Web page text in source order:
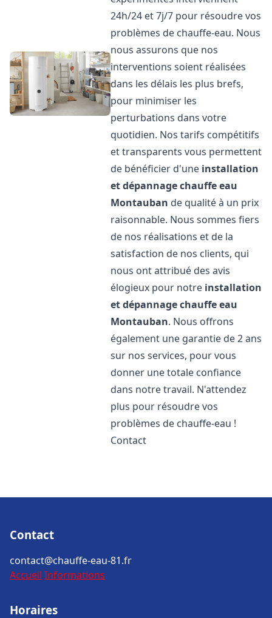
24h/24 et 7j/7 pour résoudre vos
problèmes de chauffe-eau. Nous
nous assurons que nos
interventions soient réalisées
dans les délais les plus brefs,
pour minimiser les
perturbations dans votre
quotidien. Nos tarifs compétitifs
et transparents vous permettent
de bénéficier d'une installation
et dépannage chauffe eau
Montauban de qualité à un prix
raisonnable. Nous sommes fiers
de nos réalisations et de la
satisfaction de nos clients, qui
nous ont attribué des avis
élogieux pour notre installation
et dépannage chauffe eau
Montauban. Nous offrons
également une garantie de 2 ans
sur nos services, pour vous
donner une totale confiance
dans notre travail. N'attendez
plus pour résoudre vos
problèmes de chauffe-eau !
Contact
Contact
contact@chauffe-eau-81.fr
Accueil Informations
Horaires